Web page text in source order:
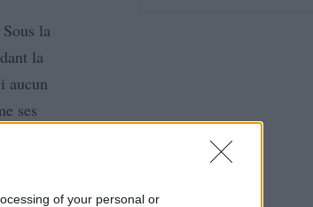
of your personal or
la
la
aucun
ses
en
qui